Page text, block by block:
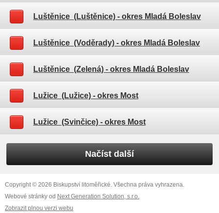
Luštěnice (Luštěnice) - okres Mladá Boleslav
Luštěnice (Voděrady) - okres Mladá Boleslav
Luštěnice (Zelená) - okres Mladá Boleslav
Lužice (Lužice) - okres Most
Lužice (Svinčice) - okres Most
Načíst další
Copyright © 2026 Biskupství litoměřické. Všechna práva vyhrazena.
Webové stránky od Next Generation Solution, s.r.o.
Zobrazit plnou verzi webu